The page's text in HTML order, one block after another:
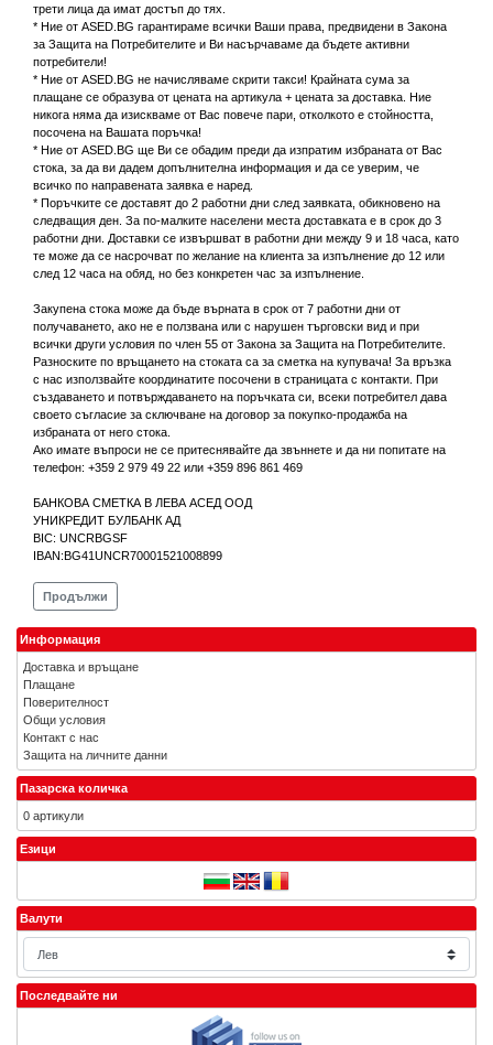
трети лица да имат достъп до тях.
* Ние от ASED.BG гарантираме всички Ваши права, предвидени в Закона
за Защита на Потребителите и Ви насърчаваме да бъдете активни
потребители!
* Ние от ASED.BG не начисляваме скрити такси! Крайната сума за
плащане се образува от цената на артикула + цената за доставка. Ние
никога няма да изискваме от Вас повече пари, отколкото е стойността,
посочена на Вашата поръчка!
* Ние от ASED.BG ще Ви се обадим преди да изпратим избраната от Вас
стока, за да ви дадем допълнителна информация и да се уверим, че
всичко по направената заявка е наред.
* Поръчките се доставят до 2 работни дни след заявката, обикновено на
следващия ден. За по-малките населени места доставката е в срок до 3
работни дни. Доставки се извършват в работни дни между 9 и 18 часа, като
те може да се насрочват по желание на клиента за изпълнение до 12 или
след 12 часа на обяд, но без конкретен час за изпълнение.
Закупена стока може да бъде върната в срок от 7 работни дни от
получаването, ако не е ползвана или с нарушен търговски вид и при
всички други условия по член 55 от Закона за Защита на Потребителите.
Разноските по връщането на стоката са за сметка на купувача! За връзка
с нас използвайте координатите посочени в страницата с контакти. При
създаването и потвърждаването на поръчката си, всеки потребител дава
своето съгласие за сключване на договор за покупко-продажба на
избраната от него стока.
Ако имате въпроси не се притеснявайте да звъннете и да ни попитате на
телефон: +359 2 979 49 22 или +359 896 861 469
БАНКОВА СМЕТКА В ЛЕВА АСЕД ООД
УНИКРЕДИТ БУЛБАНК АД
BIC: UNCRBGSF
IBAN:BG41UNCR70001521008899
Продължи
Информация
Доставка и връщане
Плащане
Поверителност
Общи условия
Контакт с нас
Защита на личните данни
Пазарска количка
0 артикули
Езици
Валути
Последвайте ни